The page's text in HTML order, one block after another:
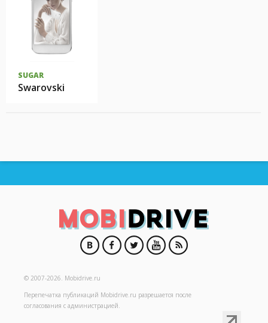
SUGAR
Swarovski
© 2007-2026. Mobidrive.ru
Перепечатка публикаций Mobidrive.ru разрешается после
согласования с администрацией.